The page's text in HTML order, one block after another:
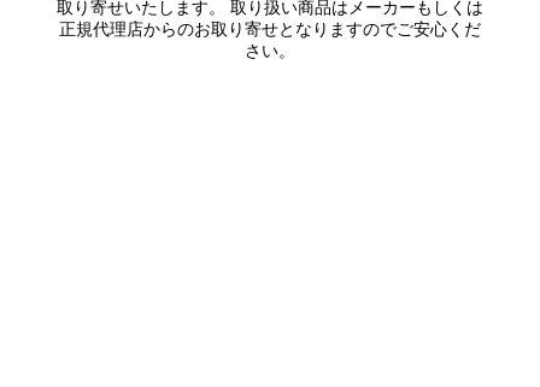
取り寄せいたします。 取り扱い商品はメーカーもしくは
正規代理店からのお取り寄せとなりますのでご安心くだ
さい。